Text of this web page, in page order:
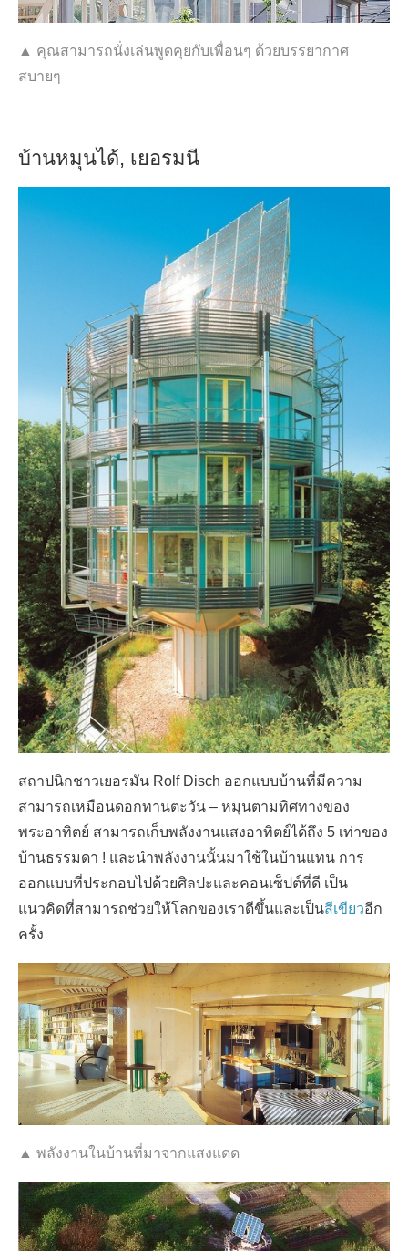
▲ คุณสามารถนั่งเล่นพูดคุยกับเพื่อนๆ ด้วยบรรยากาศ
สบายๆ
บ้านหมุนได้, เยอรมนี
สถาปนิกชาวเยอรมัน Rolf Disch ออกแบบบ้านที่มีความ
สามารถเหมือนดอกทานตะวัน – หมุนตามทิศทางของ
พระอาทิตย์ สามารถเก็บพลังงานแสงอาทิตย์ได้ถึง 5 เท่าของ
บ้านธรรมดา ! และนำพลังงานนั้นมาใช้ในบ้านแทน การ
ออกแบบที่ประกอบไปด้วยศิลปะและคอนเซ็ปต์ที่ดี เป็น
แนวคิดที่สามารถช่วยให้โลกของเราดีขึ้นและเป็นสีเขียวอีก
ครั้ง
▲ พลังงานในบ้านที่มาจากแสงแดด